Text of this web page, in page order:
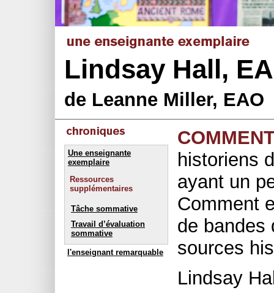
Lindsay Hall,
de Leanne Miller, EAO
Une enseignante
exemplaire
Ressources
supplémentaires
Tâche sommative
Travail d’évaluation
sommative
l'enseignant remarquable
historiens
ayant un
Comment
de bandes
sources
Lindsay